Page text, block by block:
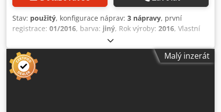
technologie. Kalibrace jako jedno- nebo více-rozsahová
váha a jako jedno- nebo více-dělicí váha. Kalibrovatelné
rozlišení 6 000 d při max. 80 % předchozího zatížení,
interně 524 000 d. 50 filtrovaných měření/sekundu.
Kalibrace se provádí buď na terminálu IT3000 přes
displej/klávesnici, nebo přes rozhraní Ethernet. Rozhraní
Ethernet Integrované rozhraní Ethernet, RJ45 s
nastavitelnou IP adresou pro sítě 10/100BASE-T.
Stav: použitý, konfigurace náprav: 3 nápravy, první
registrace: 01/2016, barva: jiný, Rok výroby: 2016, Vlastní
hmotnost: 4 861 kg Náprava 1: levá 8 mm, pravá 8 mm
Djdpezrwzyofx Apiekr Náprava 2: levá 8 mm, pravá 8 mm
Náprava 3: levá 8 mm, pravá 8 mm Máme možnost přívěsy
stohovat!
Malý inzerát